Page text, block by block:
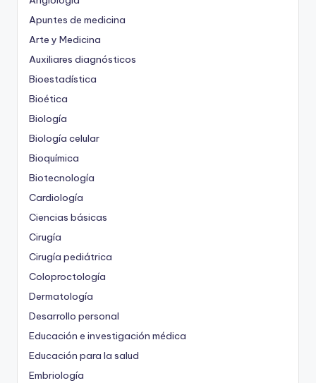
Apuntes de medicina
Arte y Medicina
Auxiliares diagnósticos
Bioestadística
Bioética
Biología
Biología celular
Bioquímica
Biotecnología
Cardiología
Ciencias básicas
Cirugía
Cirugía pediátrica
Coloproctología
Dermatología
Desarrollo personal
Educación e investigación médica
Educación para la salud
Embriología